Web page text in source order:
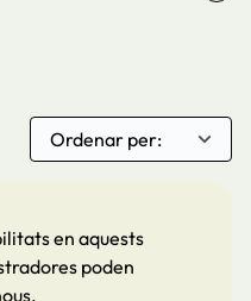
en aquests
poden